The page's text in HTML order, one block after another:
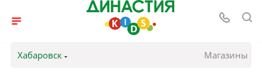
Хабаровск Магазины